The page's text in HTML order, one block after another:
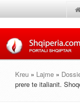
Kreu » Lajme »
prere te italianit.